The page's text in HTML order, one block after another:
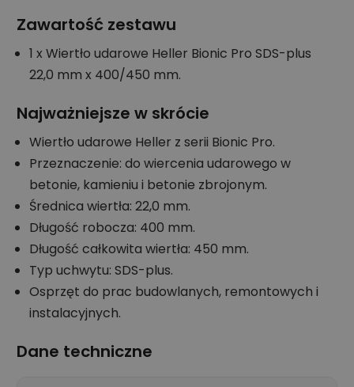
Zawartość zestawu
1 x Wiertło udarowe Heller Bionic Pro SDS-plus
22,0 mm x 400/450 mm.
Najważniejsze w skrócie
Wiertło udarowe Heller z serii Bionic Pro.
Przeznaczenie: do wiercenia udarowego w
betonie, kamieniu i betonie zbrojonym.
Średnica wiertła: 22,0 mm.
Długość robocza: 400 mm.
Długość całkowita wiertła: 450 mm.
Typ uchwytu: SDS-plus.
Osprzęt do prac budowlanych, remontowych i
instalacyjnych.
Dane techniczne